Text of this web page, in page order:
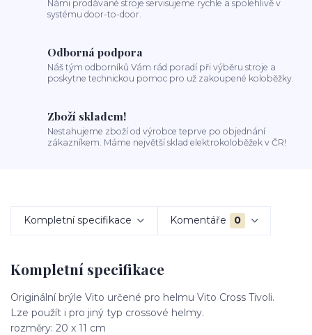
Námi prodávané stroje servisujeme rychle a spolehlivě v
systému door-to-door.
Odborná podpora
Náš tým odborníků Vám rád poradí při výběru stroje a
poskytne technickou pomoc pro už zakoupené koloběžky.
Zboží skladem!
Nestahujeme zboží od výrobce teprve po objednání
zákazníkem. Máme největší sklad elektrokoloběžek v ČR!
Kompletní specifikace Komentáře 0
Kompletní specifikace
Originální brýle Vito určené pro helmu Vito Cross Tivoli.
Lze použít i pro jiný typ crossové helmy.
rozměry: 20 x 11 cm